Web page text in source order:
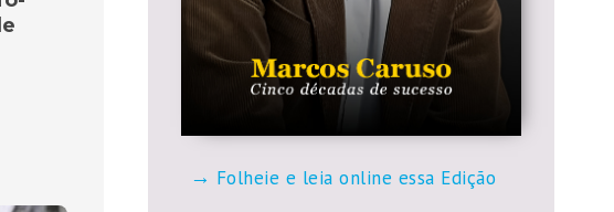
Folheie e leia online essa Edição